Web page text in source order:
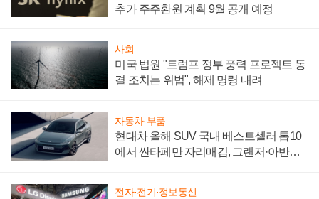
추가 주주환원 계획 9월 공개 예정
사회
미국 법원 "트럼프 정부 풍력 프로젝트 동
결 조치는 위법", 해제 명령 내려
자동차·부품
현대차 올해 SUV 국내 베스트셀러 톱10
에서 싼타페만 자리매김, 그랜저·아반떼
전자·전기·정보통신